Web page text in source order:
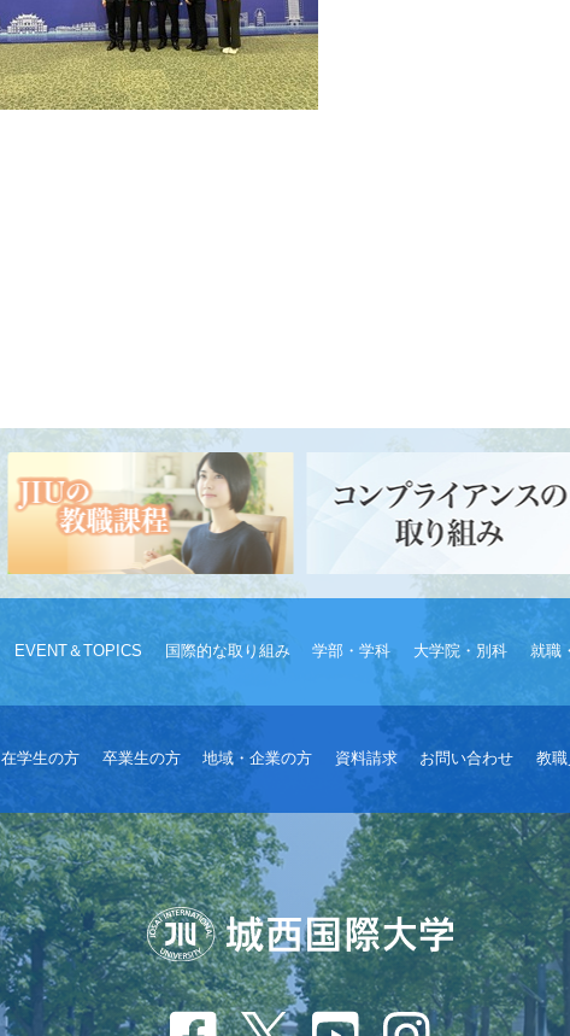
EVENT＆TOPICS 国際的な取り組み 学部・学科 大学院・別科 就職
在学生の方 卒業生の方 地域・企業の方 資料請求 お問い合わせ 教